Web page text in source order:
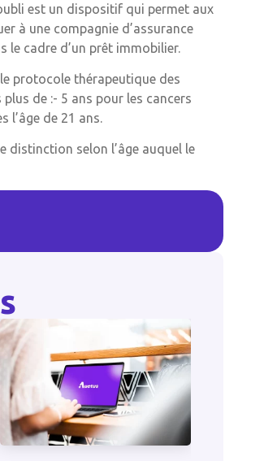
est un dispositif qui permet aux
à une compagnie d’assurance
le cadre d’un prêt immobilier.
protocole thérapeutique des
de :- 5 ans pour les cancers
l’âge de 21 ans.
distinction selon l’âge auquel le